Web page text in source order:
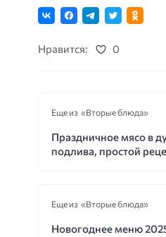
Нравится: 0
Еще из «Вторые блюда»
Праздничное мясо в
подлива, простой
Еще из «Вторые блюда»
Новогоднее меню